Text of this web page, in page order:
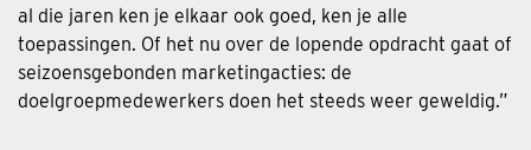
al die jaren ken je elkaar ook goed, ken je alle
toepassingen. Of het nu over de lopende opdracht gaat of
seizoensgebonden marketingacties: de
doelgroepmedewerkers doen het steeds weer geweldig.”